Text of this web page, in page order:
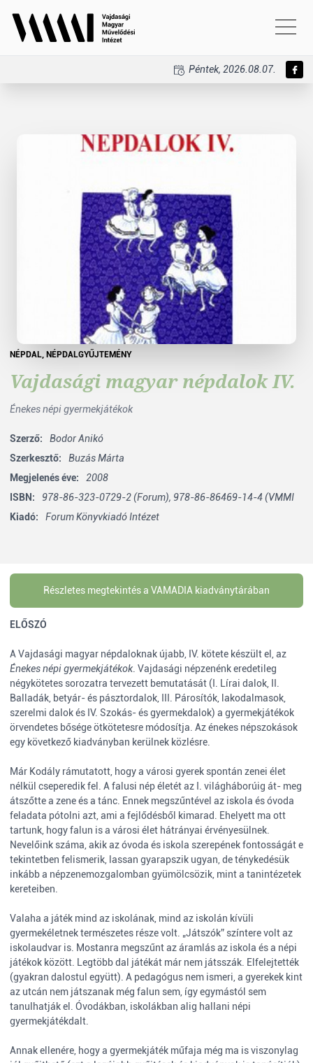
Péntek, 2026.08.07.
NÉPDAL, NÉPDALGYŰJTEMÉNY
Vajdasági magyar népdalok IV.
Énekes népi gyermekjátékok
Szerző:
Bodor Anikó
Szerkesztő:
Buzás Márta
Megjelenés éve:
2008
ISBN:
978-86-323-0729-2 (Forum), 978-86-86469-14-4 (VMMI
Kiadó:
Forum Könyvkiadó Intézet
Részletes megtekintés a VAMADIA kiadványtárában
ELŐSZÓ
A Vajdasági magyar népdaloknak újabb, IV. kötete készült el, az
Énekes népi gyermekjátékok . Vajdasági népzenénk eredetileg
négykötetes sorozatra tervezett bemutatását (I. Lírai dalok, II.
Balladák, betyár- és pásztordalok, III. Párosítók, lakodalmasok,
szerelmi dalok és IV. Szokás- és gyermekdalok) a gyermekjátékok
örvendetes bősége ötkötetesre módosítja. Az énekes népszokások
egy következő kiadványban kerülnek közlésre.
Már Kodály rámutatott, hogy a városi gyerek spontán zenei élet
nélkül cseperedik fel. A falusi nép életét az I. világháborúig át- meg
átszőtte a zene és a tánc. Ennek megszűntével az iskola és óvoda
feladata pótolni azt, ami a fejlődésből kimarad. Ehelyett ma ott
tartunk, hogy falun is a városi élet hátrányai érvényesülnek.
Nevelőink száma, akik az óvoda és iskola szerepének fontosságát e
tekintetben felismerik, lassan gyarapszik ugyan, de ténykedésük
inkább a népzenemozgalomban gyümölcsözik, mint a tanintézetek
kereteiben.
Valaha a játék mind az iskolának, mind az iskolán kívüli
gyermekéletnek természetes része volt. „Játszók” színtere volt az
iskolaudvar is. Mostanra megszűnt az áramlás az iskola és a népi
játékok között. Legtöbb dal játékát már nem játsszák. Elfelejtették
(gyakran dalostul együtt). A pedagógus nem ismeri, a gyerekek kint
az utcán nem játszanak még falun sem, így egymástól sem
tanulhatják el. Óvodákban, iskolákban alig hallani népi
gyermekjátékdalt.
Annak ellenére, hogy a gyermekjáték műfaja még ma is viszonylag